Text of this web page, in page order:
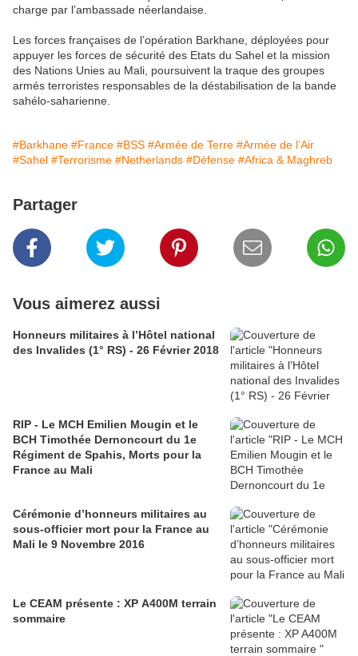
charge par l’ambassade néerlandaise.
Les forces françaises de l’opération Barkhane, déployées pour
appuyer les forces de sécurité des Etats du Sahel et la mission
des Nations Unies au Mali, poursuivent la traque des groupes
armés terroristes responsables de la déstabilisation de la bande
sahélo-saharienne.
#Barkhane #France #BSS #Armée de Terre #Armée de l’Air
#Sahel #Terrorisme #Netherlands #Défense #Africa & Maghreb
Partager
Vous aimerez aussi
Honneurs militaires à l’Hôtel national
des Invalides (1° RS) - 26 Février 2018
RIP - Le MCH Emilien Mougin et le
BCH Timothée Dernoncourt du 1e
Régiment de Spahis, Morts pour la
France au Mali
Cérémonie d’honneurs militaires au
sous-officier mort pour la France au
Mali le 9 Novembre 2016
Le CEAM présente : XP A400M terrain
sommaire